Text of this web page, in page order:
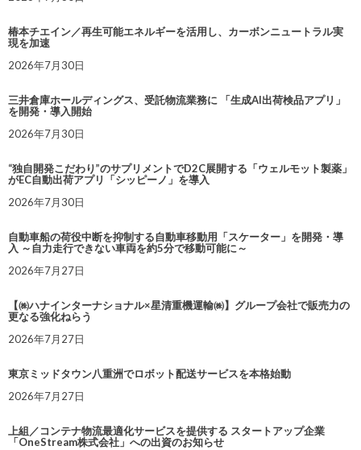
椿本チエイン／再生可能エネルギーを活用し、カーボンニュートラル実
現を加速
2026年7月30日
三井倉庫ホールディングス、受託物流業務に 「生成AI出荷検品アプリ」
を開発・導入開始
2026年7月30日
“独自開発こだわり”のサプリメントでD2C展開する「ウェルモット製薬」
がEC自動出荷アプリ「シッピーノ」を導入
2026年7月30日
自動車船の荷役中断を抑制する自動車移動用「スケーター」を開発・導
入 ～自力走行できない車両を約5分で移動可能に～
2026年7月27日
【㈱ハナインターナショナル×星清重機運輸㈱】グループ会社で販売力の
更なる強化ねらう
2026年7月27日
東京ミッドタウン八重洲でロボット配送サービスを本格始動
2026年7月27日
上組／コンテナ物流最適化サービスを提供する スタートアップ企業
「OneStream株式会社」への出資のお知らせ